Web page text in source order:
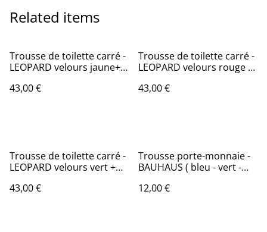
Related items
Trousse de toilette carré -
LEOPARD velours jaune+
imperméable
43,00 €
Trousse de toilette carré -
LEOPARD velours rouge +
imperméable
43,00 €
Trousse de toilette carré -
LEOPARD velours vert +
imperméable
43,00 €
Trousse porte-monnaie -
BAUHAUS ( bleu - vert -
12,00 €